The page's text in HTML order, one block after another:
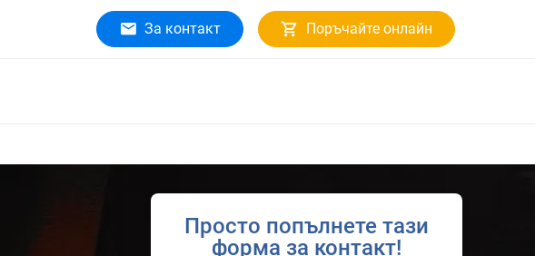
За контакт Поръчайте онлайн
Просто попълнете тази
форма за контакт!